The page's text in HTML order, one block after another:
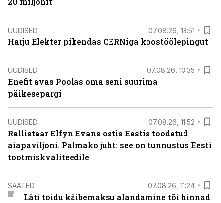
UUDISED 07.08.26, 13:51
Harju Elekter pikendas CERNiga koostöölepingut
UUDISED 07.08.26, 13:35
Enefit avas Poolas oma seni suurima
päikesepargi
UUDISED 07.08.26, 11:52
Rallistaar Elfyn Evans ostis Eestis toodetud
aiapaviljoni. Palmako juht: see on tunnustus Eesti
tootmiskvaliteedile
SAATED 07.08.26, 11:24
Läti toidu käibemaksu alandamine tõi hinnad